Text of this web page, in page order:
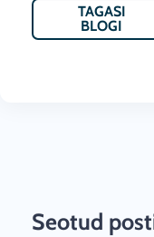
TAGASI
BLOGI
Seotud